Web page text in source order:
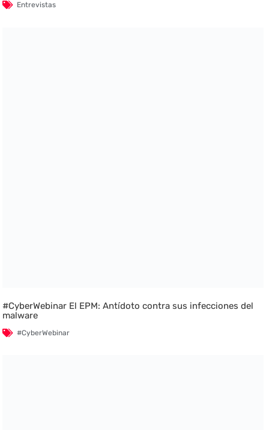
Entrevistas
#CyberWebinar El EPM: Antídoto contra sus infecciones del
malware
#CyberWebinar